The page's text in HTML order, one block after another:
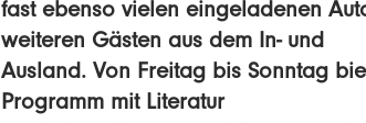
fast ebenso vielen eingeladenen
weiteren Gästen aus dem In- und
Ausland. Von Freitag bis Sonntag
Programm mit Literatur